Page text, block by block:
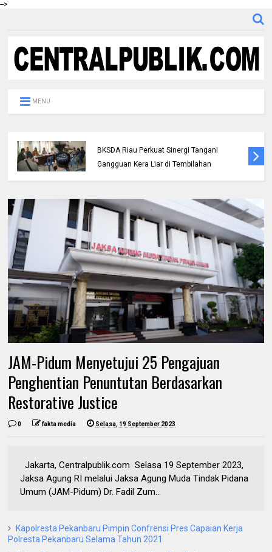
-->
MENU
BKSDA Riau Perkuat Sinergi Tangani
Gangguan Kera Liar di Tembilahan
JAM-Pidum Menyetujui 25 Pengajuan
Penghentian Penuntutan Berdasarkan
Restorative Justice
0 fakta media Selasa, 19 September 2023
Jakarta, Centralpublik.com Selasa 19 September 2023,
Jaksa Agung RI melalui Jaksa Agung Muda Tindak Pidana
Umum (JAM-Pidum) Dr. Fadil Zum...
Kapolresta Pekanbaru Pimpin Confrensi Pres Capaian Kerja
Polresta Pekanbaru Selama Tahun 2021